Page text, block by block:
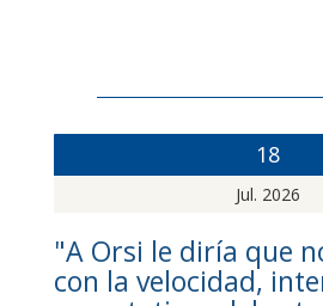
18
Jul. 2026
"A Orsi le diría que
con la velocidad,